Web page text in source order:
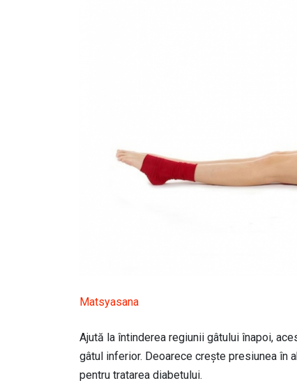
Matsyasana
Ajută la întinderea regiunii gâtului înapoi,
gâtul inferior. Deoarece crește presiunea în
pentru tratarea diabetului.